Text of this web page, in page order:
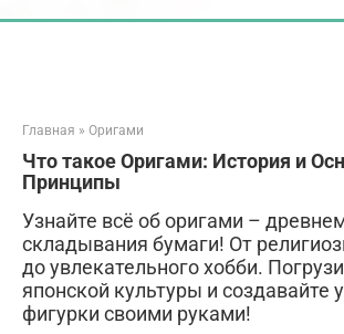
Главная » Оригами
Что такое Оригами: История и
Принципы
Узнайте всё об оригами –
складывания бумаги! От
до увлекательного хобби.
японской культуры и создавайте
фигурки своими руками!